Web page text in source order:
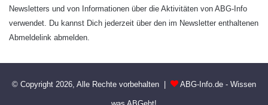
Newsletters und von Informationen über die Aktivitäten von ABG-Info
verwendet. Du kannst Dich jederzeit über den im Newsletter enthaltenen
Abmeldelink abmelden.
© Copyright 2026, Alle Rechte vorbehalten | ABG-Info.de - Wissen